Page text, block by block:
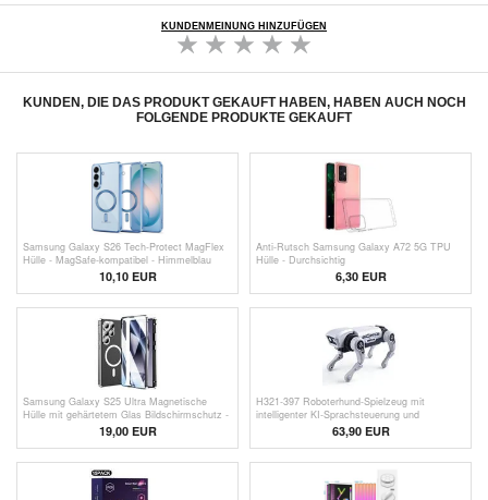
KUNDENMEINUNG HINZUFÜGEN
KUNDEN, DIE DAS PRODUKT GEKAUFT HABEN, HABEN AUCH NOCH
FOLGENDE PRODUKTE GEKAUFT
Samsung Galaxy S26 Tech-Protect MagFlex
Hülle - MagSafe-kompatibel - Himmelblau
10,10 EUR
Anti-Rutsch Samsung Galaxy A72 5G TPU
Hülle - Durchsichtig
6,30 EUR
Samsung Galaxy S25 Ultra Magnetische
Hülle mit gehärtetem Glas Bildschirmschutz -
MagSafe-kompatibel - Silber
19,00 EUR
H321-397 Roboterhund-Spielzeug mit
intelligenter KI-Sprachsteuerung und
63,90 EUR